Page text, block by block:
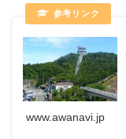
www.awanavi.jp